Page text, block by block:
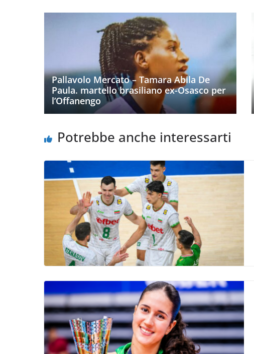
Pallavolo Mercato – Tamara Abila De
Paula. martello brasiliano ex-Osasco per
l’Offanengo
Potrebbe anche interessarti